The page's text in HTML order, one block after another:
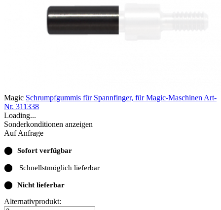
Magic Schrumpfgummis für Spannfinger, für Magic-Maschinen Art-
Nr. 311338
Loading...
Sonderkonditionen anzeigen
Auf Anfrage
⬤ Sofort verfügbar
⬤ Schnellstmöglich lieferbar
⬤ Nicht lieferbar
Alternativprodukt: